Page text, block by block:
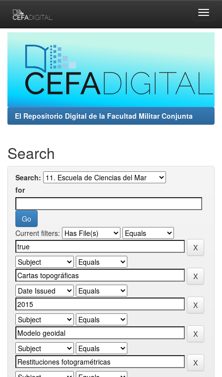
navigation
El Repositorio Digital de la Facultad Militar Conjunta
Search
Search:
for
Current filters: